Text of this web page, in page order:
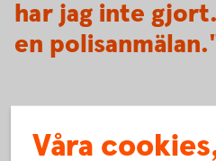
har jag inte
en
5 snabba tips!
Våra